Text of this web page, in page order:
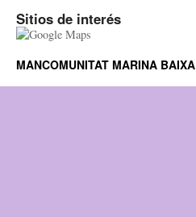
Sitios de interés
MANCOMUNITAT MARINA BAIXA